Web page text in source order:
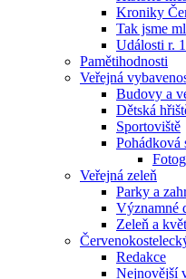
Kroniky
Tak jsme
Události r.
Pamětihodnosti
Veřejná
Budovy a
Dětská
Sportoviště
Pohádková
Veřejná zeleň
Parky a
Významné
Zeleň a
Redakce
Nejnovější